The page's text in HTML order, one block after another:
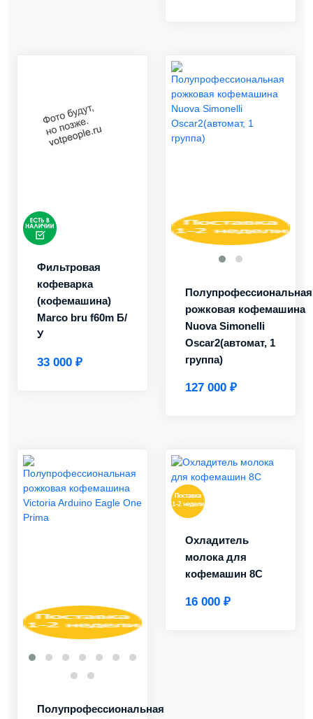
Фильтровая
кофеварка
(кофемашина)
Marco bru f60m Б/
У
33 000 ₽
Полупрофессиональная
рожковая кофемашина
Nuova Simonelli
Oscar2(автомат, 1
группа)
127 000 ₽
Полупрофессиональная
Охладитель
молока для
кофемашин 8C
16 000 ₽